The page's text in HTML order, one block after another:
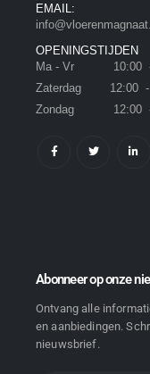
EMAIL:
OPENINGSTIJDEN
Ma - Vr 10:00 -
Zaterdag 12:00 -
Zondag 12:00 -
Abonneer op onze
Ontvang alle
en aanbiedingen.
nieuwsbrief.